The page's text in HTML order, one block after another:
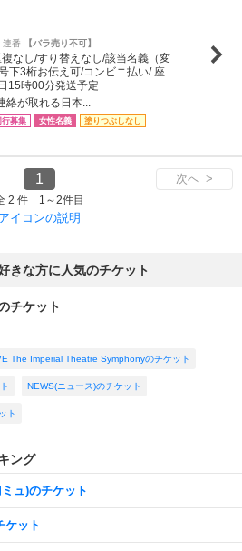
連番 【バラ売り不可】
なし/すり替えなし/該当名義（変
下3桁お伝え可/コンビニ払い/ 座
15時00分発送予定
絡が取れる日本...
行募集 女性名義
塗りつぶしなし
1 次へ >
2 件 1～2件目
アイコンの説明
きな方に人気のチケット
チケット
The Imperial Theatre Symphonyのチケット
NEWS(ニュース)のチケット
ト
ング
ュ)のチケット
ケット